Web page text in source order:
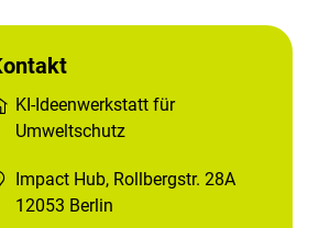
KI-Ideenwerkstatt für
Umweltschutz
Impact Hub, Rollbergstr. 28A
12053 Berlin